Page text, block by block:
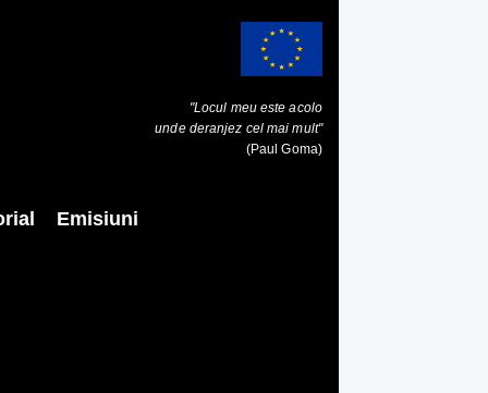
"Locul meu este acolo
unde deranjez cel mai mult"
(Paul Goma)
Emisiuni